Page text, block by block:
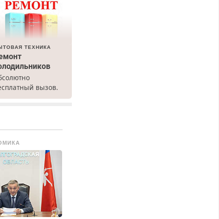
ТЕХНИКА
вызов.
–
до 40%.
со стажем.